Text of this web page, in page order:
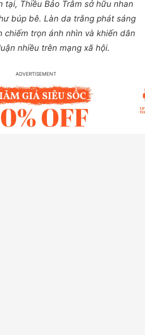
tại, Thiều Bảo Trâm sở hữu nhan
búp bê. Làn da trắng phát sáng
chiếm trọn ánh nhìn và khiến dân
nhiều trên mạng xã hội.